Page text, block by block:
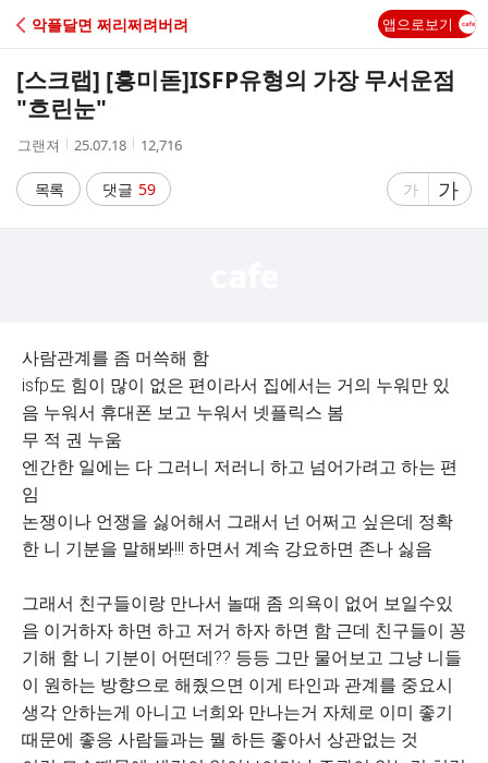
C
A
악플달면 쩌리쩌려버려 앱으로보기
[스크랩] [흥미돋]ISFP유형의 가장 무서운점
"흐린눈"
작
자
그랜져
작
시
간
25.07.18
조
수
12,716
목록 댓글 59
글
가
글
자
가
사람관계를 좀 머쓱해 함
isfp도 힘이 많이 없은 편이라서 집에서는 거의 누워만 있
음 누워서 휴대폰 보고 누워서 넷플릭스 봄
무 적 권 누움
엔간한 일에는 다 그러니 저러니 하고 넘어가려고 하는 편
임
논쟁이나 언쟁을 싫어해서 그래서 넌 어쩌고 싶은데 정확
한 니 기분을 말해봐!!! 하면서 계속 강요하면 존나 싫음
그래서 친구들이랑 만나서 놀때 좀 의욕이 없어 보일수있
음 이거하자 하면 하고 저거 하자 하면 함 근데 친구들이 꽁
기해 함 니 기분이 어떤데?? 등등 그만 물어보고 그냥 니들
이 원하는 방향으로 해줬으면 이게 타인과 관계를 중요시
생각 안하는게 아니고 너희와 만나는거 자체로 이미 좋기
때문에 좋응 사람들과는 뭘 하든 좋아서 상관없는 것